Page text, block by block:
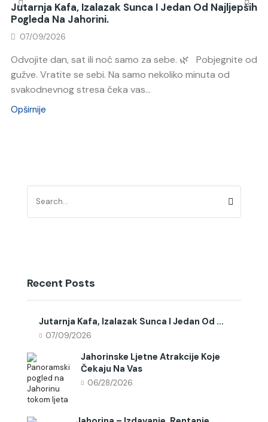
Jutarnja Kafa, Izalazak Sunca I Jedan Od Najljepših
Pogleda Na Jahorini.
07/09/2026
Odvojite dan, sat ili noć samo za sebe. 🌿 Pobjegnite od
gužve. Vratite se sebi. Na samo nekoliko minuta od
svakodnevnog stresa čeka vas...
Opširnije
Recent Posts
Jutarnja Kafa, Izalazak Sunca I Jedan Od ...
07/09/2026
Jahorinske Ljetne Atrakcije Koje
Čekaju Na Vas
06/28/2026